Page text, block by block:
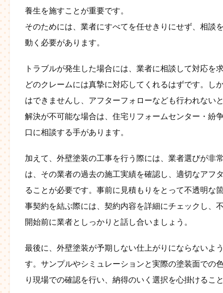
養生を施すことが重要です。
そのためには、業者にすべてを任せきりにせず、相談
動く必要があります。
トラブルが発生した場合には、業者に相談して対応を
どのクレームには真摯に対応してくれるはずです。し
はできませんし、アフターフォローなども行われない
解決が不可能な場合は、住宅リフォームセンター・紛
口に相談する手があります。
加えて、外壁塗装の工事を行う際には、業者選びが非
は、その業者の過去の施工実績を確認し、適切なアフ
ることが必要です。事前に見積もりをとって不透明な
事契約を結ぶ際には、契約内容を詳細にチェックし、
開始前に業者としっかりと話し合いましょう。
最後に、外壁塗装が予期しない仕上がりにならないよ
す。サンプルやシミュレーションと実際の塗装面での
り現場での確認を行い、納得のいく選択を心掛けるこ